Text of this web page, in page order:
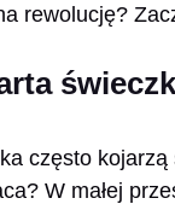
rewolucję?
często
W małej